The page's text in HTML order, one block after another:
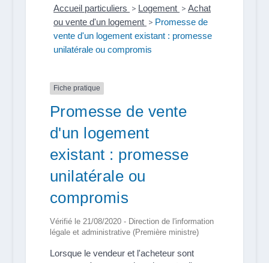
Accueil particuliers > Logement > Achat
ou vente d'un logement > Promesse de
vente d'un logement existant : promesse
unilatérale ou compromis
Fiche pratique
Promesse de vente
d'un logement
existant : promesse
unilatérale ou
compromis
Vérifié le 21/08/2020 - Direction de l'information
légale et administrative (Première ministre)
Lorsque le vendeur et l'acheteur sont